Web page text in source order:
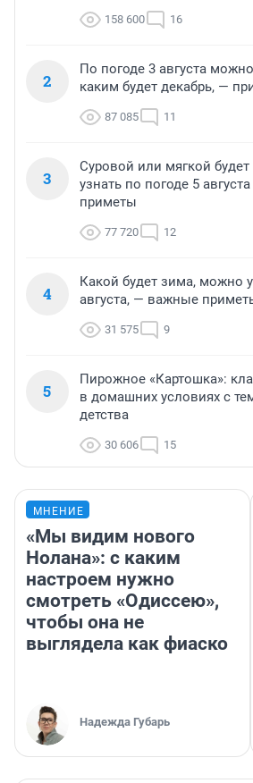
158 600 16
2
По погоде 3 августа
каким будет декабрь, —
87 085 11
3
Суровой или мягкой
узнать по погоде 5
приметы
77 720 12
4
Какой будет зима, можно
августа, — важные
31 575 9
5
Пирожное «Картошка»:
в домашних условиях с
детства
30 606 15
МНЕНИЕ
«Мы видим нового
Нолана»: с каким
настроем нужно
смотреть «Одиссею»,
чтобы она не
выглядела как фиаско
Надежда Губарь